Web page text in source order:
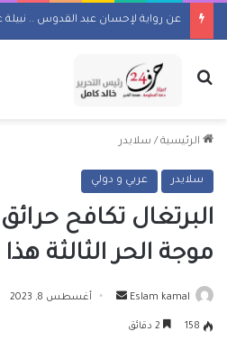
بحث عن
الرئيسية / سلايدر
سلايدر عربي و دولي
البرتغال تكافح
موجة الحر الثالثة
Eslam kamal
أرسل أغسطس 8, 2023
158